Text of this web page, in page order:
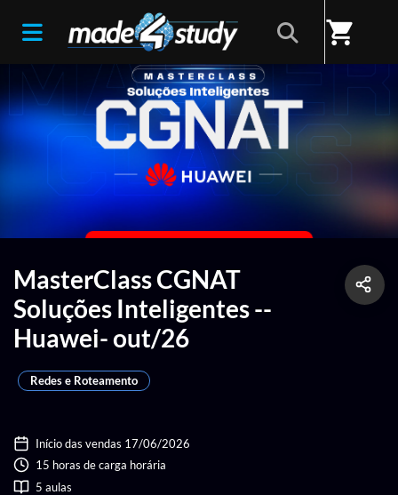
shopping_cart
MasterClass CGNAT
Soluções Inteligentes --
Huawei- out/26
Redes e Roteamento
Início das vendas 17/06/2026
15 horas de carga horária
5 aulas